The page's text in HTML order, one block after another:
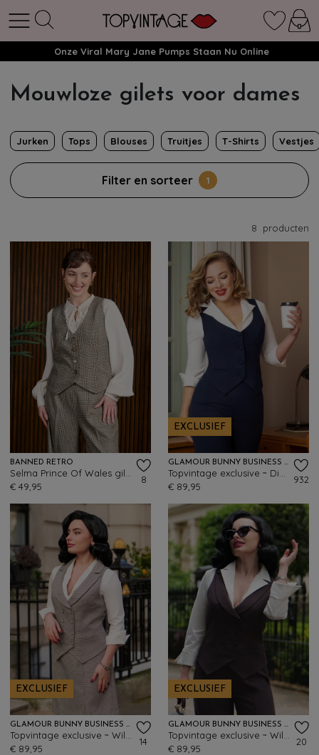
Onze Viral Mary Jane Pumps Staan Nu Online
Mouwloze gilets voor dames
Jurken Tops Blouses Truitjes T-Shirts Vestjes
Filter en sorteer 1
8 producten
BANNED RETRO
€ 49,95
8
EXCLUSIEF
GLAMOUR BUNNY BUSINESS BABE
€ 89,95
932
EXCLUSIEF
GLAMOUR BUNNY BUSINESS BABE
€ 89,95
14
EXCLUSIEF
GLAMOUR BUNNY BUSINESS BABE
€ 89,95
20